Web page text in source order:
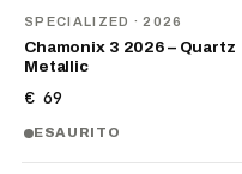
SPECIALIZED · 2026
Chamonix 3 2026 – Quartz
Metallic
€ 69
ESAURITO